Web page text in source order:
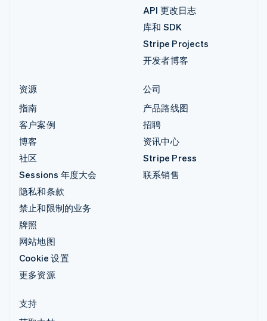
API 更改日志
库和 SDK
Stripe Projects
开发者博客
资源
指南
客户案例
博客
社区
Sessions 年度大会
隐私和条款
禁止和限制的业务
牌照
网站地图
Cookie 设置
更多资源
公司
产品路线图
招聘
资讯中心
Stripe Press
联系销售
支持